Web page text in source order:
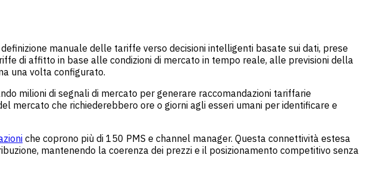
manuale delle tariffe verso decisioni intelligenti basate sui dati, prese
di affitto in base alle condizioni di mercato in tempo reale, alle previsioni della
una volta configurato.
milioni di segnali di mercato per generare raccomandazioni tariffarie
mercato che richiederebbero ore o giorni agli esseri umani per identificare e
che coprono più di 150 PMS e channel manager. Questa connettività estesa
mantenendo la coerenza dei prezzi e il posizionamento competitivo senza